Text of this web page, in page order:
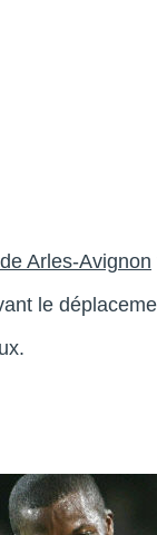
Arles-Avignon
le